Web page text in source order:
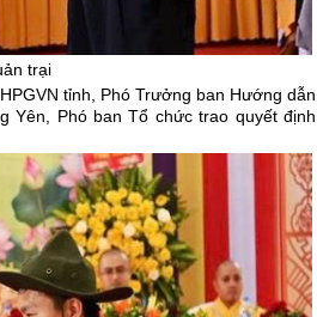
trại
tỉnh, Phó Trưởng ban Hướng dẫn
Yên, Phó ban Tổ chức trao quyết định